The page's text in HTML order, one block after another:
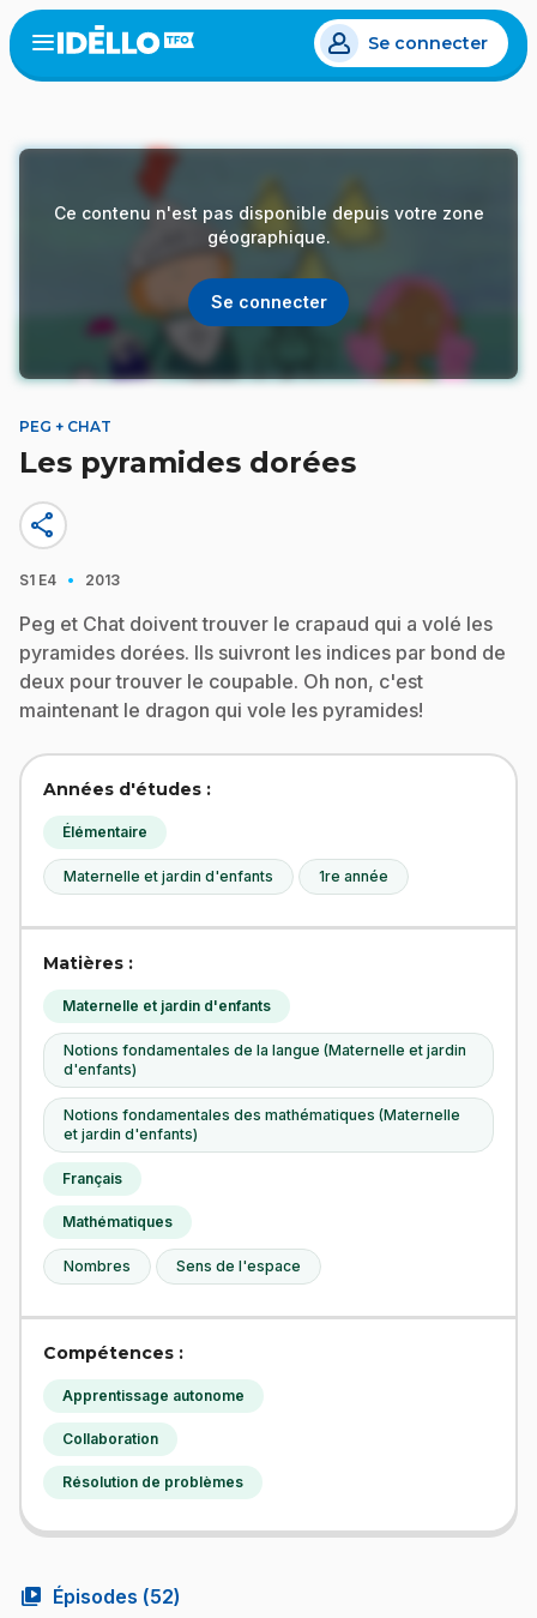
Aller
au
contenu
Open
menu
Se connecter
Ce contenu n'est pas disponible depuis votre zone
géographique.
Se connecter
PEG + CHAT
Les pyramides dorées
share
S1 E4 · 2013
Peg et Chat doivent trouver le crapaud qui a volé les
pyramides dorées. Ils suivront les indices par bond de
deux pour trouver le coupable. Oh non, c'est
maintenant le dragon qui vole les pyramides!
Années d'études :
Élémentaire
Maternelle et jardin d'enfants 1re année
Matières :
Maternelle et jardin d'enfants
Notions fondamentales de la langue (Maternelle et jardin
d'enfants)
Notions fondamentales des mathématiques (Maternelle
et jardin d'enfants)
Français
Mathématiques
Nombres Sens de l'espace
Compétences :
Apprentissage autonome
Collaboration
Résolution de problèmes
video_library Épisodes (52)